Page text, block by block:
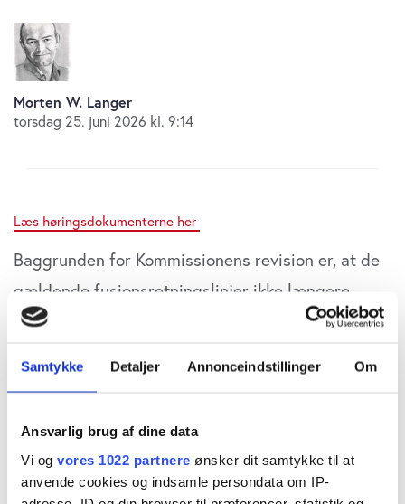
Samtykke Detaljer Annonceindstillinger Om
Ansvarlig brug af dine data
Vi og vores 1022 partnere ønsker dit samtykke til at
anvende cookies og indsamle persondata om IP-
Morten W. Langer
torsdag 25. juni 2026 kl. 9:14
Læs høringsdokumenterne her
Baggrunden for Kommissionens revision er, at de
gældende fusionsretningslinjer ikke længere
vurderes fuldt tidssvarende. Markederne er
fylder mere, og EU’s konkurrenceevne er kommet
Den danske regering anerkender, at fusioner i
nogle tilfælde kan spille en positiv rolle. Særligt i